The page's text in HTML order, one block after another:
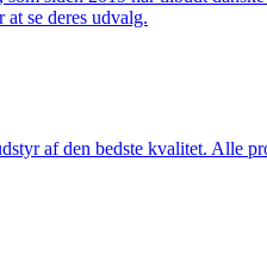
se deres udvalg.
af den bedste kvalitet. Alle